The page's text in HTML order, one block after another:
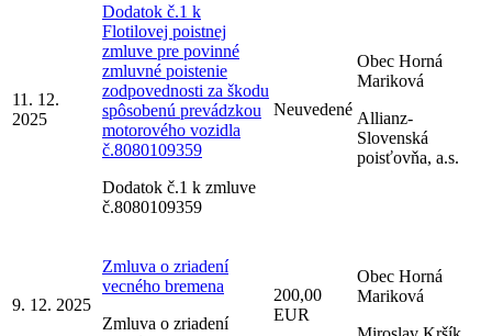
11. 12.
2025
Dodatok č.1 k
Flotilovej poistnej
zmluve pre povinné
zmluvné poistenie
zodpovednosti za škodu
spôsobenú prevádzkou
motorového vozidla
č.8080109359
Dodatok č.1 k zmluve
č.8080109359
Neuvedené
Obec Horná
Mariková
Allianz-
Slovenská
poisťovňa, a.s.
9. 12. 2025
Zmluva o zriadení
vecného bremena
Zmluva o zriadení
200,00
EUR
Obec Horná
Mariková